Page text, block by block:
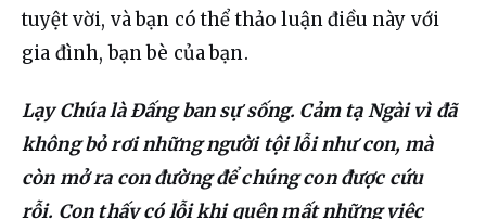
tuyệt vời, và bạn có thể thảo luận điều này với
gia đình, bạn bè của bạn.
Lạy Chúa là Đấng ban sự sống. Cảm tạ Ngài vì đã
không bỏ rơi những người tội lỗi như con, mà
còn mở ra con đường để chúng con được cứu
rỗi. Con thấy có lỗi khi quên mất những việc